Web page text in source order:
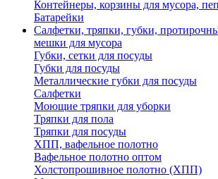
Контейнеры, корзины для мусора,
Батарейки
Салфетки, тряпки, губки,
мешки для мусора
Губки, сетки для посуды
Губки для посуды
Металлические губки для посуды
Салфетки
Моющие тряпки для уборки
Тряпки для пола
Тряпки для посуды
ХПП, вафельное полотно
Вафельное полотно оптом
Холстопрошивное полотно (ХПП)